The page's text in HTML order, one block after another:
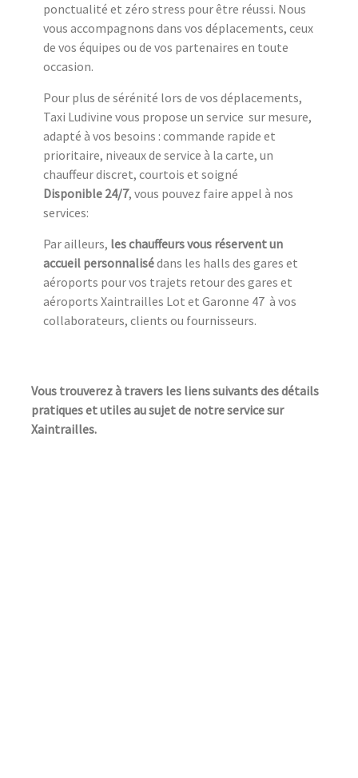
ponctualité et zéro stress pour être réussi. Nous
vous accompagnons dans vos déplacements, ceux
de vos équipes ou de vos partenaires en toute
occasion.
Pour plus de sérénité lors de vos déplacements,
Taxi Ludivine vous propose un service sur mesure,
adapté à vos besoins : commande rapide et
prioritaire, niveaux de service à la carte, un
chauffeur discret, courtois et soigné
Disponible 24/7, vous pouvez faire appel à nos
services:
Par ailleurs, les chauffeurs vous réservent un
accueil personnalisédans les halls des gares et
aéroports pour vos trajets retour des gares et
aéroports Xaintrailles Lot et Garonne 47 à vos
collaborateurs, clients ou fournisseurs.
Vous trouverez à travers les liens suivants des détails
pratiques et utiles au sujet de notre service sur
Xaintrailles.